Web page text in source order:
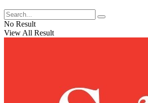
No Result
View All Result